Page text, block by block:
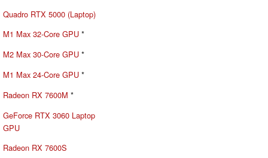
Quadro RTX 5000 (Laptop)
M1 Max 32-Core GPU *
M2 Max 30-Core GPU *
M1 Max 24-Core GPU *
Radeon RX 7600M *
GeForce RTX 3060 Laptop
GPU
Radeon RX 7600S